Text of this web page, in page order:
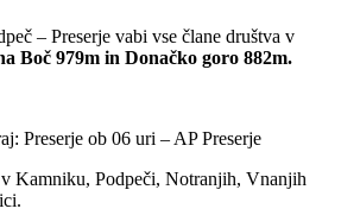
– Preserje vabi vse člane društva v
Boč 979m in Donačko goro 882m.
Preserje ob 06 uri – AP Preserje
Kamniku, Podpeči, Notranjih, Vnanjih